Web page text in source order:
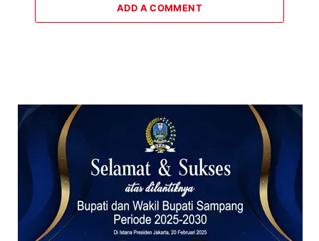
ADD A COMMENT